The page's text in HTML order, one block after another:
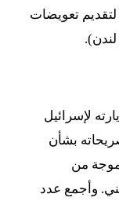
تعويضات
لندن).
لإسرائيل
بشأن
موجة من
وأجمع عدد